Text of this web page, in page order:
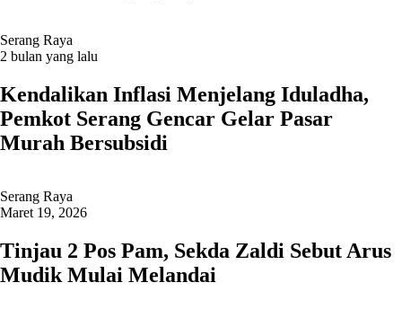
Serang Raya
2 bulan yang lalu
Kendalikan Inflasi Menjelang Iduladha,
Pemkot Serang Gencar Gelar Pasar
Murah Bersubsidi
Serang Raya
Maret 19, 2026
Tinjau 2 Pos Pam, Sekda Zaldi Sebut Arus
Mudik Mulai Melandai